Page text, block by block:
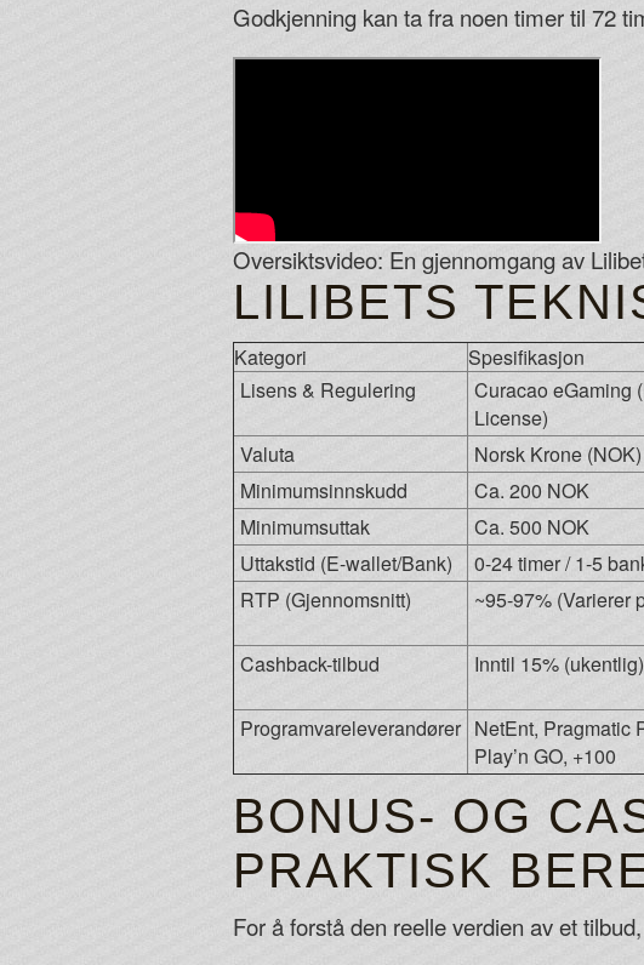
Godkjenning kan ta fra noen timer til 72
Oversiktsvideo: En gjennomgang av
LILIBETS
Kategori Spesifikasjon
Lisens & Regulering
Curacao eGaming
License)
Valuta
Norsk Krone (NOK)
Minimumsinnskudd
Ca. 200 NOK
Minimumsuttak
Ca. 500 NOK
Uttakstid (E-wallet/Bank)
0-24 timer / 1-5
RTP (Gjennomsnitt)
~95-97% (Varierer
Cashback-tilbud
Inntil 15% (ukentlig)
Programvareleverandører NetEnt, Pragmatic
Play’n GO, +100
BONUS- OG
PRAKTISK
For å forstå den reelle verdien av et